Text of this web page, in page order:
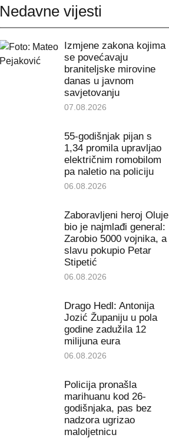
Nedavne vijesti
Izmjene zakona kojima
se povećavaju
braniteljske mirovine
danas u javnom
savjetovanju
07.08.2026
55-godišnjak pijan s
1,34 promila upravljao
električnim romobilom
pa naletio na policiju
06.08.2026
Zaboravljeni heroj Oluje
bio je najmlađi general:
Zarobio 5000 vojnika, a
slavu pokupio Petar
Stipetić
06.08.2026
Drago Hedl: Antonija
Jozić Županiju u pola
godine zadužila 12
milijuna eura
06.08.2026
Policija pronašla
marihuanu kod 26-
godišnjaka, pas bez
nadzora ugrizao
maloljetnicu